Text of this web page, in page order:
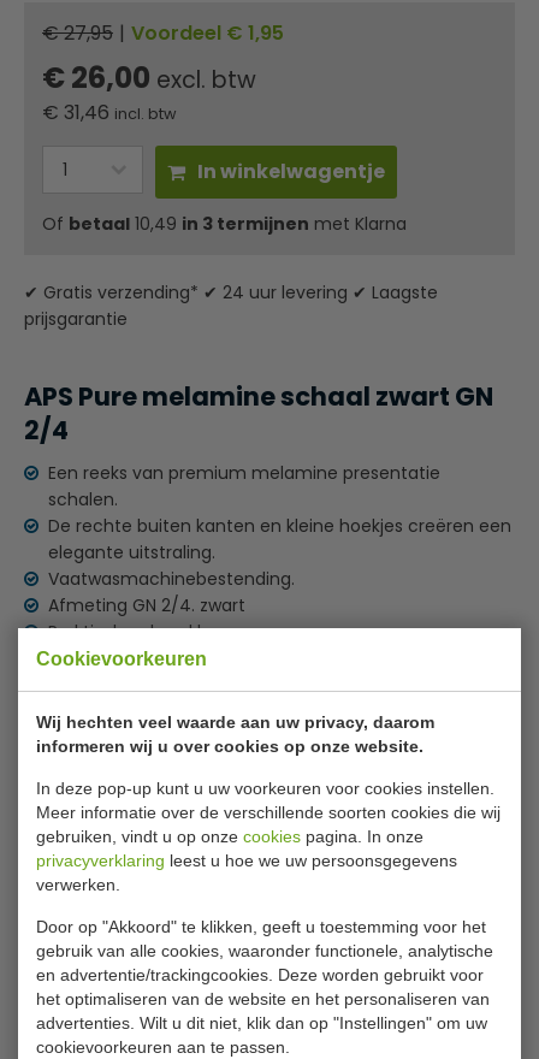
Cookievoorkeuren
Wij hechten veel waarde aan uw privacy, daarom
informeren wij u over cookies op onze website.
In deze pop-up kunt u uw voorkeuren voor cookies instellen.
Meer informatie over de verschillende soorten cookies die wij
gebruiken, vindt u op onze cookies pagina. In onze
privacyverklaring leest u hoe we uw persoonsgegevens
verwerken.
Door op "Akkoord" te klikken, geeft u toestemming voor het
gebruik van alle cookies, waaronder functionele, analytische
en advertentie/trackingcookies. Deze worden gebruikt voor
het optimaliseren van de website en het personaliseren van
advertenties. Wilt u dit niet, klik dan op "Instellingen" om uw
cookievoorkeuren aan te passen.
€ 27,95 | Voordeel € 1,95
€ 26,00 excl. btw
€ 31,46 incl. btw
In winkelwagentje
Of betaal 10,49 in 3 termijnen met Klarna
✔ Gratis verzending* ✔ 24 uur levering ✔ Laagste
prijsgarantie
APS Pure melamine schaal zwart GN
2/4
Een reeks van premium melamine presentatie
schalen.
De rechte buiten kanten en kleine hoekjes creëren een
elegante uitstraling.
Vaatwasmachinebestending.
Afmeting GN 2/4. zwart
Praktisch onbreekbaar.
Kras- en verkleuringsbestendig.
Hitte- en vaatwasmachine bestendig
Specificaties
Maat
2/4 GN
Kleur
Zwart
Is dit iets voor jou?